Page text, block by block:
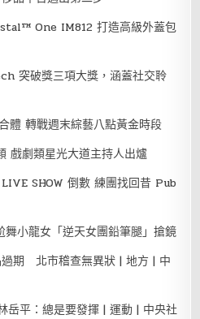
One IM812 打造高級外蓋包
突破獎三項大獎，涵蓋社交聆
體 轉戰週末綜藝八點黃金時段
戲劇類星光大道主持人出爐
SHOW 倒數 練團找回昔 Pub
小龍女「逆天女團鉛筆腿」搶鏡
過期 北市稽查無異狀 | 地方 | 中
平：總是要發揮 | 運動 | 中央社